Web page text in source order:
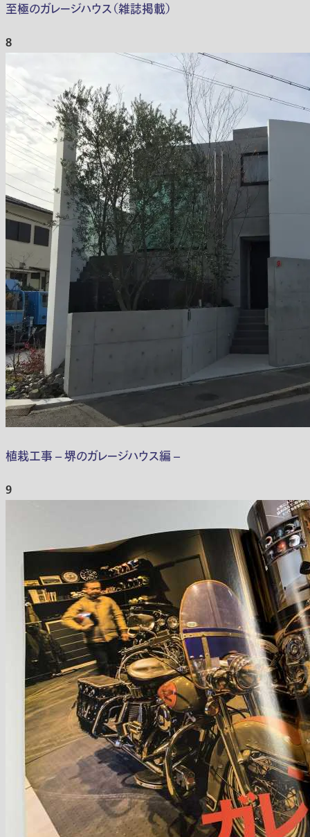
至極のガレージハウス（雑誌掲載）
8
植栽工事 – 堺のガレージハウス編 –
9